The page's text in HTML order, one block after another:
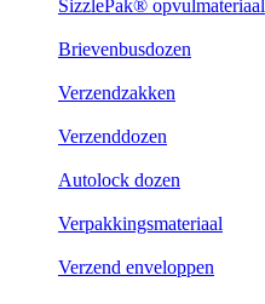
SizzlePak® opvulmateriaal
Brievenbusdozen
Verzendzakken
Verzenddozen
Autolock dozen
Verpakkingsmateriaal
Verzend enveloppen